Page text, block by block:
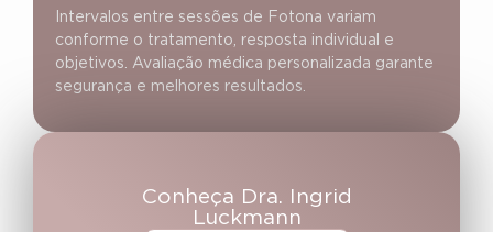
Intervalos entre sessões de Fotona variam
conforme o tratamento, resposta individual e
objetivos. Avaliação médica personalizada garante
segurança e melhores resultados.
Conheça Dra. Ingrid
Luckmann